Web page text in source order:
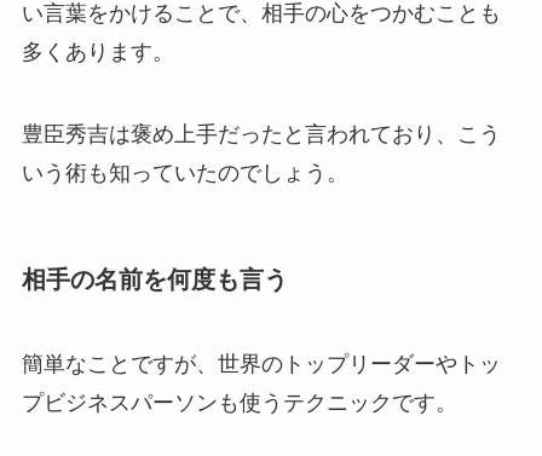
い言葉をかけることで、相手の心をつかむことも
多くあります。
豊臣秀吉は褒め上手だったと言われており、こう
いう術も知っていたのでしょう。
相手の名前を何度も言う
簡単なことですが、世界のトップリーダーやトッ
プビジネスパーソンも使うテクニックです。